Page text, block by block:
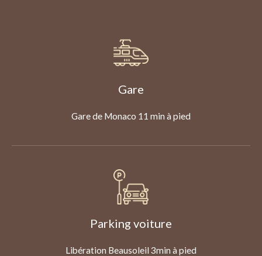
Gare
Gare de Monaco 11 min à pied
Parking voiture
Libération Beausoleil 3min à pied